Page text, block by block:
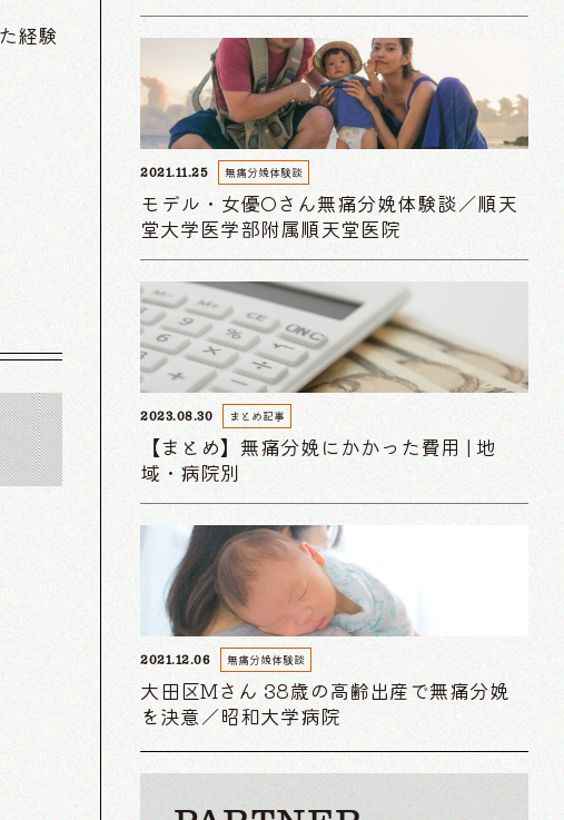
経験
2021.11.25 無痛分娩体験談
モデル・女優Oさん無痛分娩体験談／順天
堂大学医学部附属順天堂医院
2023.08.30 まとめ記事
【まとめ】無痛分娩にかかった費用 | 地
域・病院別
2021.12.06 無痛分娩体験談
大田区Mさん 38歳の高齢出産で無痛分娩
を決意／昭和大学病院